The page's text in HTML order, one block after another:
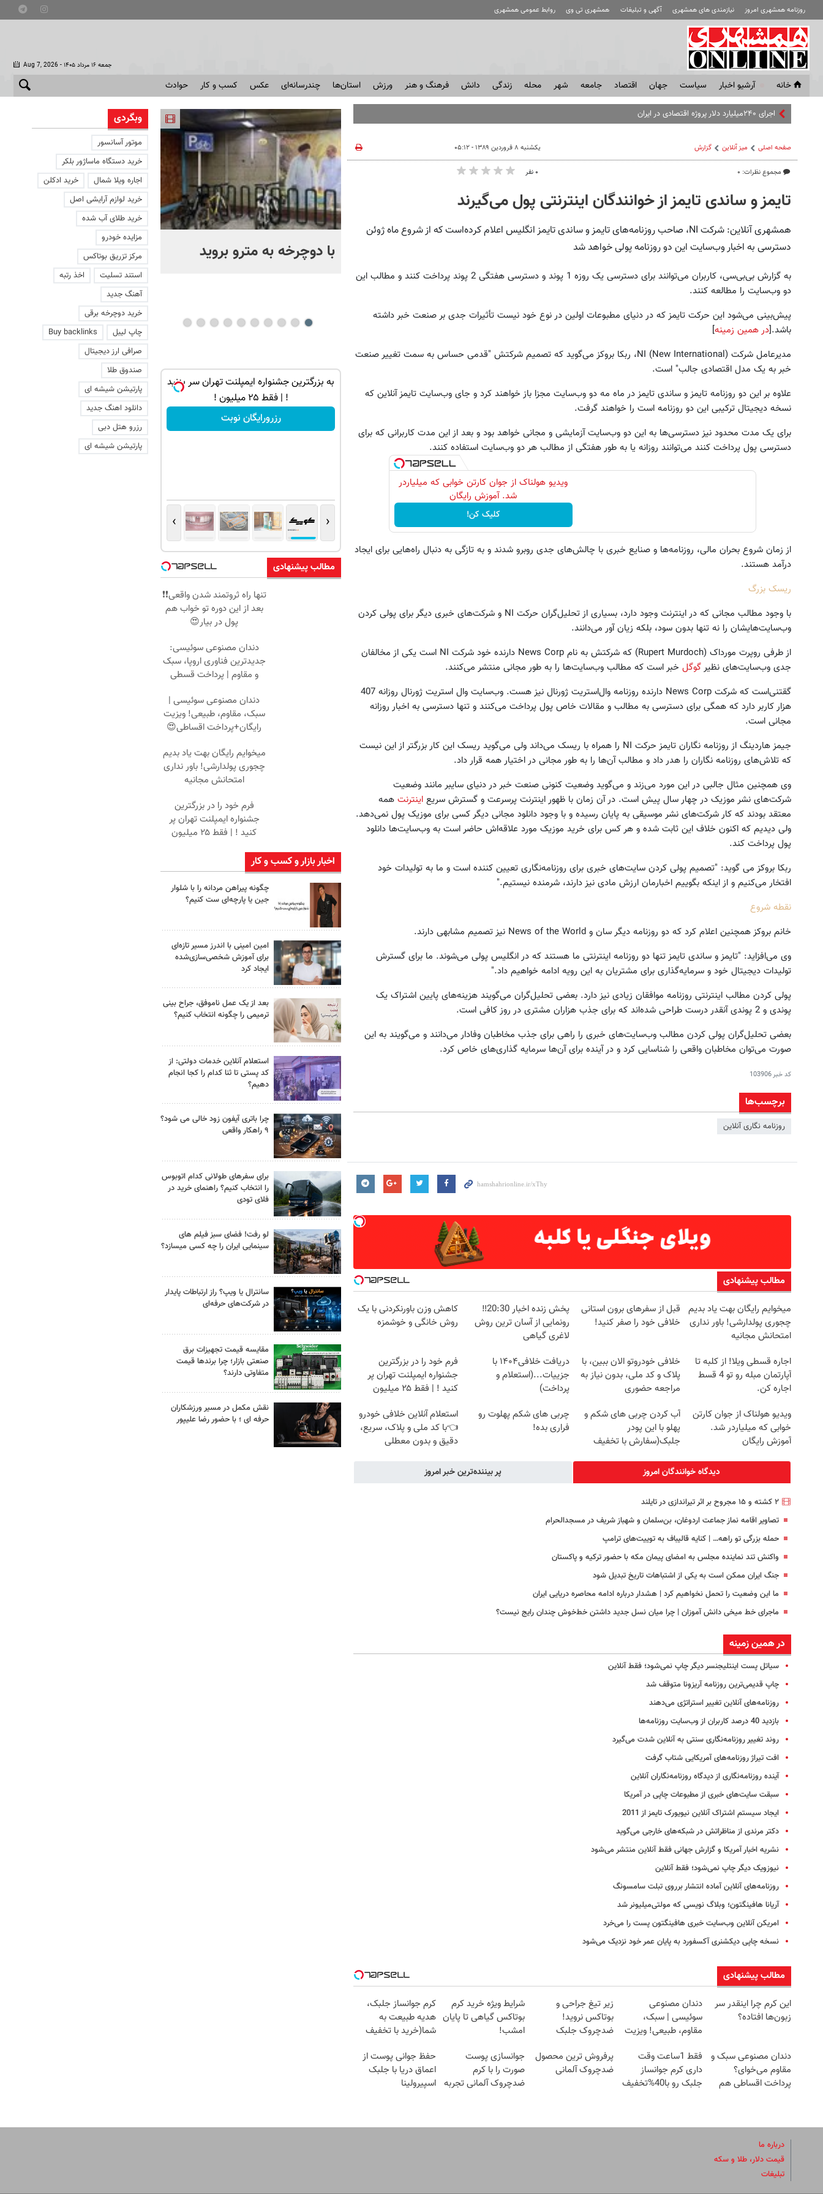
روزنامه همشهری امروز نیازمندی های همشهری آگهی و تبلیغات همشهری تی وی روابط عمومی همشهری
Aug 7, 2026 - جمعه ۱۶ مرداد ۱۴۰۵
خانه آرشیو اخبار سياست جهان اقتصاد جامعه شهر محله زندگی دانش فرهنگ و هنر ورزش استان‌ها چندرسانه‌ای عکس کسب و کار حوادث
صفحه اصلی میز آنلاین گزارش
مجموع نظرات: ۰
یکشنبه ۸ فروردین ۱۳۸۹ - ۰۵:۱۲
۰ نفر
تایمز و ساندی تایمز از خوانندگان اینترنتی پول می‌گیرند
همشهری آنلاین: شرکت NI، صاحب روزنامه‌های تایمز و ساندی تایمز انگلیس اعلام کرده‌است که از شروع ماه ژوئن
دسترسی به اخبار وب‌سایت این دو روزنامه پولی خواهد شد
به گزارش بی‌بی‌سی، کاربران می‌توانند برای دسترسی یک روزه 1 پوند و دسترسی هفتگی 2 پوند پرداخت کنند و مطالب این
دو وب‌سایت را مطالعه کنند.
پیش‌بینی می‌شود این حرکت تایمز که در دنیای مطبوعات اولین در نوع خود نیست تأثیرات جدی بر صنعت خبر داشته
باشد.[در همین زمینه]
مدیرعامل شرکت (NI (New International، ربکا بروکز می‌گوید که تصمیم شرکتش "قدمی حساس به سمت تغییر صنعت
خبر به یک مدل اقتصادی جالب" است.
علاوه بر این دو روزنامه تایمز و ساندی تایمز در ماه مه دو وب‌سایت مجزا باز خواهند کرد و جای وب‌سایت تایمز آنلاین که
نسخه دیجیتال ترکیبی این دو روزنامه است را خواهند گرفت.
برای یک مدت محدود نیز دسترسی‌ها به این دو وب‌سایت آزمایشی و مجانی خواهد بود و بعد از این مدت کاربرانی که برای
دسترسی پول پرداخت کنند می‌توانند روزانه یا به طور هفتگی از مطالب هر دو وب‌سایت استفاده کنند.
ویدیو هولناک از جوان کارتن خوابی که میلیاردر
شد. آموزش رایگان
کلیک کن!
از زمان شروع بحران مالی، روزنامه‌ها و صنایع خبری با چالش‌های جدی روبرو شدند و به تازگی به دنبال راه‌هایی برای ایجاد
درآمد هستند.
ریسک بزرگ
با وجود مطالب مجانی که در اینترنت وجود دارد، بسیاری از تحلیل‌گران حرکت NI و شرکت‌های خبری دیگر برای پولی کردن
وب‌سایت‌هایشان را نه تنها بدون سود، بلکه زیان آور می‌دانند.
از طرفی روپرت مورداک (Rupert Murdoch) که شرکتش به نام News Corp دارنده خود شرکت NI‌ است یکی از مخالفان
جدی وب‌سایت‌های نظیرگوگل خبر است که مطالب وب‌سایت‌ها را به طور مجانی منتشر می‌کنند.
گقتنی‌است که شرکت News Corp دارنده روزنامه وال‌استریت ژورنال نیز هست. وب‌سایت وال استریت ژورنال روزانه 407
هزار کاربر دارد که همگی برای دسترسی به مطالب و مقالات خاص پول پرداخت می‌کنند و تنها دسترسی به اخبار روزانه
مجانی است.
جیمز هاردینگ از روزنامه نگاران تایمز حرکت NI را همراه با ریسک می‌داند ولی می‌گوید ریسک این کار بزرگتر از این نیست
که تلاش‌های روزنامه نگاران را هدر داد و مطالب آن‌ها را به طور مجانی در اختیار همه قرار داد.
وی همچنین مثال جالبی در این مورد می‌زند و می‌گوید وضعیت کنونی صنعت خبر در دنیای سایبر مانند وضعیت
شرکت‌های نشر موزیک در چهار سال پیش است. در آن زمان با ظهور اینترنت پرسرعت و گسترش سریع اینترنت همه
معتقد بودند که کار شرکت‌های نشر موسیقی به پایان رسیده و با وجود دانلود مجانی دیگر کسی برای موزیک پول نمی‌دهد.
ولی دیدیم که اکنون خلاف این ثابت شده‌ و هر کس برای خرید موزیک مورد علاقه‌اش حاضر است به وب‌سایت‌ها دانلود
پول پرداخت کند.
ربکا بروکز می گوید: "تصمیم پولی کردن سایت‌های خبری برای روزنامه‌نگاری تعیین کننده است و ما به تولیدات خود
افتخار می‌کنیم و از اینکه بگوییم اخبارمان ارزش مادی نیز دارند، شرمنده نیستیم."
نقطه شروع
خانم بروکز همچنین اعلام کرد که دو روزنامه دیگر سان و News of the World‌ نیز تصمیم مشابهی دارند.
وی می‌افزاید: "تایمز و ساندی تایمز تنها دو روزنامه اینترنتی ما هستند که در انگلیس پولی می‌شوند. ما برای گسترش
تولیدات دیجیتال خود و سرمایه‌گذاری برای مشتریان به این رویه ادامه خواهیم داد."
پولی کردن مطالب اینترنتی روزنامه موافقان زیادی نیز دارد. بعضی تحلیل‌گران می‌گویند هزینه‌های پایین اشتراک یک
پوندی و 2 پوندی آنقدر درست طراحی شده‌اند که برای جذب هزاران مشتری در روز کافی است.
بعضی تحلیل‌گران پولی کردن مطالب وب‌سایت‌های خبری را راهی برای جذب مخاطبان وفادار می‌دانند و می‌گویند به این
صورت می‌توان مخاطبان واقعی را شناسایی کرد و در آینده برای آن‌ها سرمایه گذاری‌های خاص کرد.
کد خبر103906
برچسب‌ها
روزنامه نگاری آنلاین
مطالب پیشنهادی
میخوایم رایگان بهت یاد بدیم
چجوری پولدارشی! باور نداری
امتحانش مجانیه
قبل از سفرهای برون استانی
خلافی خود را صفر کنید!
پخش زنده اخبار 20:30‼️
رونمایی از آسان ترین روش
لاغری گیاهی
کاهش وزن باورنکردنی با یک
روش خانگی و خوشمزه
اجاره‌ قسطی ویلا! از کلبه تا
آپارتمان مبله رو تو 4 قسط
اجاره کن.
خلافی خودروتو الان ببین، با
پلاک و کد ملی، بدون نیاز به
مراجعه حضوری
دریافت خلافی۱۴۰۴ با
جزییات...(استعلام و
پرداخت)
فرم خود را در بزرگترین
جشنواره ایمپلنت تهران پر
کنید ! | فقط ۲۵ میلیون
ویدیو هولناک از جوان کارتن
خوابی که میلیاردر شد.
آموزش رایگان
آب کردن چربی های شکم و
پهلو با این پودر
جلبک(سفارش با تخفیف
چربی های شکم پهلوت رو
فراری بده!
استعلام آنلاین خلافی خودرو
👈با کد ملی و پلاک، سریع،
دقیق و بدون معطلی
دیدگاه خوانندگان امروز پر بیننده‌ترین خبر امروز
۲ کشته و ۱۵ مجروح بر اثر تیراندازی در تایلند
تصاویر اقامه نماز جماعت اردوغان، بن‌سلمان و شهباز شریف در مسجدالحرام
حمله بزرگی تو راهه… | کنایه قالیباف به توییت‌های ترامپ
واکنش تند نماینده مجلس به امضای پیمان مکه با حضور ترکیه و پاکستان
جنگ ایران ممکن است به یکی از اشتباهات تاریخ تبدیل شود
ما این وضعیت را تحمل نخواهیم کرد | هشدار درباره ادامه محاصره دریایی ایران
ماجرای خط میخی دانش آموزان | چرا میان نسل جدید داشتن خط‌خوش چندان رایج نیست؟
در همین زمینه
سیاتل پست اینتلیجنسر دیگر چاپ نمی‌شود؛ فقط آنلاین
چاپ قدیمی‌ترین روزنامه آریزونا متوقف شد
روزنامه‌های آنلاین تغییر استراتژی می‌دهند
بازدید 40 درصد کاربران از وب‌سایت روزنامه‌ها
روند تغییر روزنامه‌نگاری سنتی به آنلاین شدت می‌گیرد
افت تیراژ روزنامه‌های آمریکایی شتاب گرفت
آینده روزنامه‌نگاری از دیدگاه روزنامه‌نگاران آنلاین
سبقت سایت‌های خبری از مطبوعات چاپی در آمریکا
ایجاد سیستم اشتراک آنلاین نیویورک تایمز از 2011
دکتر مرندی از مناظراتش در شبکه‌های خارجی می‌گوید
نشریه اخبار آمریکا و گزارش جهانی فقط آنلاین منتشر می‌شود
نیوزویک دیگر چاپ نمی‌شود؛ فقط آنلاین
روزنامه‌های آنلاین آماده انتشار برروی تبلت سامسونگ
آریانا هافینگتون؛ وبلاگ‌ نویسی که مولتی‌میلیونر شد
امریکن آنلاین وب‌سایت خبری هافینگتون پست را می‌خرد
نسخه چاپی دیکشنری آکسفورد به پایان عمر خود نزدیک می‌شود
مطالب پیشنهادی
این کرم چرا اینقدر سر
زبون‌ها افتاده؟
دندان مصنوعی
سوئیسی | سبک،
مقاوم، طبیعی! ویزیت
اقساطی😍
زیر تیغ جراحی و
بوتاکس نروید!
ضدچروک جلبک
شرایط ویژه خرید کرم
بوتاکس گیاهی تا پایان
امشب!
کرم جوانساز جلبک،
هدیه طبیعت به
شما(خرید با تخفیف
دندان مصنوعی سبک و
مقاوم می‌خوای؟
پرداخت اقساطی هم
فقط 1ساعت وقت
داری کرم جوانساز
جلبک رو با40%تخفیف
پرفروش ترین محصول
ضدچروک آلمانی
جوانسازی پوست
صورت را با کرم
ضدچروک آلمانی تجربه
حفظ جوانی پوست از
اعماق دریا با جلبک
اسپیرولینا
+ فیلم
با دوچرخه به مترو بروید
بوتاکس‌های تقلبی کجا
می‌شوند؟
سریع و راحت بفروش
درخواست فروش
خالیه!45%تخفیف
خرید محصول
شد ✅
به بزرگترین جشنواره ایمپلنت تهران سر بزنید
! | فقط ۲۵ میلیون !
رزرورایگان نوبت
‹
›
مطالب پیشنهادی
تنها راه ثروتمند شدن واقعی❗❗
بعد از این دوره تو خواب هم
پول در بیار😍
دندان مصنوعی سوئیسی:
جدیدترین فناوری اروپا، سبک
و مقاوم | پرداخت قسطی
دندان مصنوعی سوئیسی |
سبک، مقاوم، طبیعی! ویزیت
رایگان+پرداخت اقساطی😍
میخوایم رایگان بهت یاد بدیم
چجوری پولدارشی! باور نداری
امتحانش مجانیه
فرم خود را در بزرگترین
جشنواره ایمپلنت تهران پر
کنید ! | فقط ۲۵ میلیون
اخبار بازار و کسب و کار
چگونه پیراهن مردانه را با شلوار
جین یا پارچه‌ای ست کنیم؟
امین امینی با اندرز مسیر تازه‌ای
برای آموزش شخصی‌سازی‌شده
ایجاد کرد
بعد از یک عمل ناموفق، جراح بینی
ترمیمی را چگونه انتخاب کنیم؟
استعلام آنلاین خدمات دولتی: از
کد پستی تا ثنا کدام را کجا انجام
دهیم؟
چرا باتری آیفون زود خالی می شود؟
۹ راهکار واقعی
برای سفرهای طولانی کدام اتوبوس
را انتخاب کنیم؟ راهنمای خرید در
فلای تودی
لو رفت! فضای سبز فیلم های
سینمایی ایران را چه کسی میسازد؟
سانترال یا ویپ؟ راز ارتباطات پایدار
در شرکت‌های حرفه‌ای
مقایسه قیمت تجهیزات برق
صنعتی بازار؛ چرا برندها قیمت
متفاوتی دارند؟
نقش مکمل در مسیر ورزشکاران
حرفه ای ؛ با حضور رضا علیپور
وبگردی
موتور آسانسور
خرید دستگاه ماساژور بلکر
اجاره ویلا شمال
خرید ادکلن
خرید لوازم آرایشی اصل
خرید طلای آب شده
مزایده خودرو
مرکز تزریق بوتاکس
استند تسلیت
اخذ رتبه
آهنگ جدید
خرید دوچرخه برقی
چاپ لیبل
Buy backlinks
صرافی ارز دیجیتال
صندوق طلا
پارتیشن شیشه ای
دانلود اهنگ جدید
رزرو هتل دبی
پارتیشن شیشه ای
درباره ما
قیمت دلار، طلا و سکه
تبلیغات